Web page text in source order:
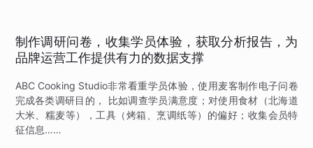
制作调研问卷，收集学员体验，获取分析报告，为
品牌运营工作提供有力的数据支撑
ABC Cooking Studio非常看重学员体验，使用麦客制作电子问卷
完成各类调研目的， 比如调查学员满意度；对使用食材（北海道
大米、糯麦等），工具（烤箱、烹调纸等）的偏好；收集会员特
征信息……